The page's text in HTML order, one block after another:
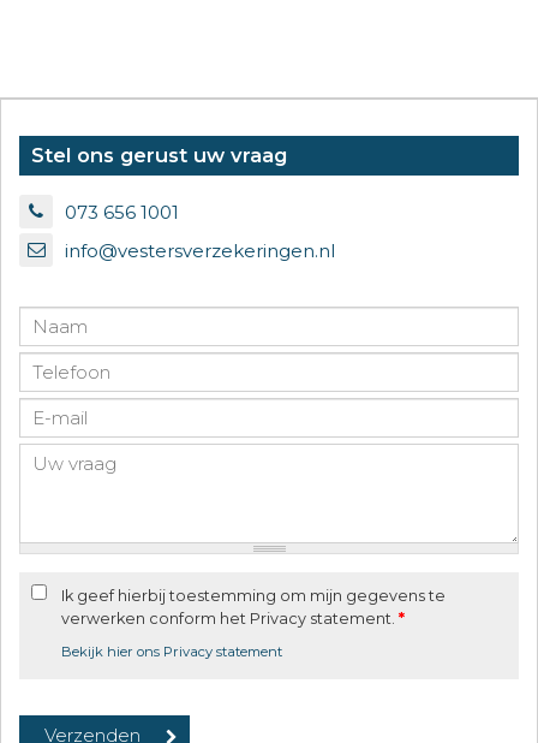
Stel ons gerust uw vraag
073 656 1001
info@vestersverzekeringen.nl
Ik geef hierbij toestemming om mijn gegevens te
verwerken conform het Privacy statement. *
Bekijk hier ons Privacy statement